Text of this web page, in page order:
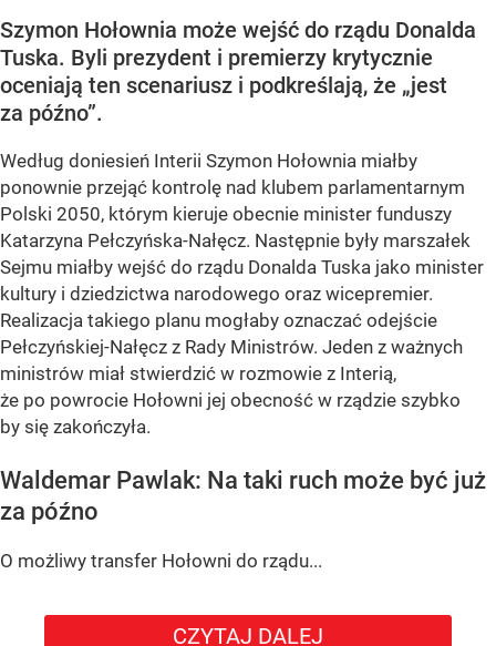
Szymon Hołownia może wejść do rządu Donalda
Tuska. Byli prezydent i premierzy krytycznie
oceniają ten scenariusz i podkreślają, że „jest
za późno”.
Według doniesień Interii Szymon Hołownia miałby
ponownie przejąć kontrolę nad klubem parlamentarnym
Polski 2050, którym kieruje obecnie minister funduszy
Katarzyna Pełczyńska-Nałęcz. Następnie były marszałek
Sejmu miałby wejść do rządu Donalda Tuska jako minister
kultury i dziedzictwa narodowego oraz wicepremier.
Realizacja takiego planu mogłaby oznaczać odejście
Pełczyńskiej-Nałęcz z Rady Ministrów. Jeden z ważnych
ministrów miał stwierdzić w rozmowie z Interią,
że po powrocie Hołowni jej obecność w rządzie szybko
by się zakończyła.
Waldemar Pawlak: Na taki ruch może być już
za późno
O możliwy transfer Hołowni do rządu...
CZYTAJ DALEJ